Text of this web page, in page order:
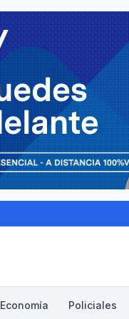
Economía Policiales